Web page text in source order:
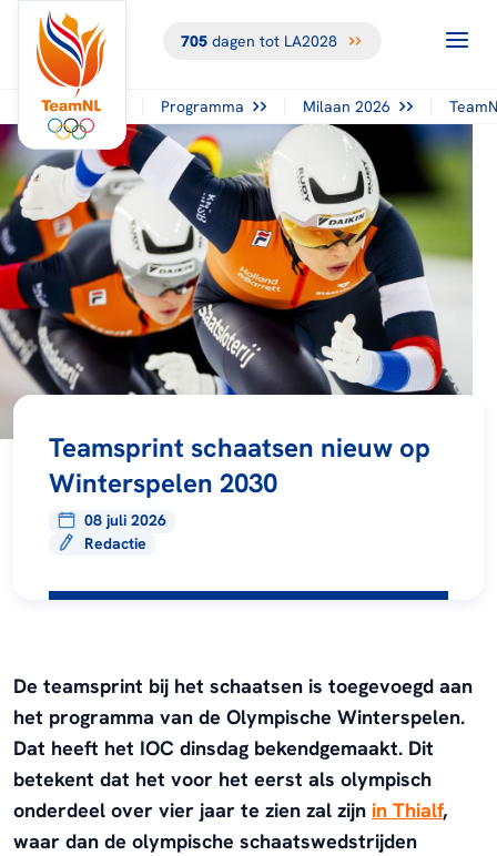
705dagen tot LA2028
Programma Milaan 2026
Teamsprint schaatsen nieuw op
Winterspelen 2030
08 juli 2026
Redactie
De teamsprint bij het schaatsen is toegevoegd aan
het programma van de Olympische Winterspelen.
Dat heeft het IOC dinsdag bekendgemaakt. Dit
betekent dat het voor het eerst als olympisch
onderdeel over vier jaar te zien zal zijn in Thialf,
waar dan de olympische schaatswedstrijden